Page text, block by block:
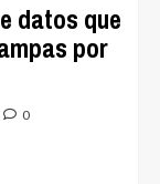
datos que
por
0